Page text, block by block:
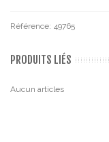
Référence: 49765
PRODUITS LIÉS
Aucun articles